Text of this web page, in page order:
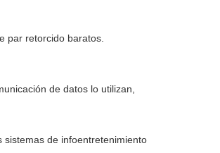
par retorcido baratos.
de datos lo utilizan,
sistemas de infoentretenimiento